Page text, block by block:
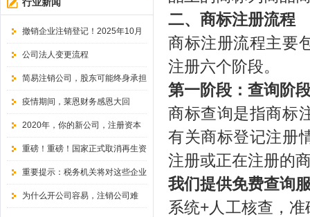
撤销企业注销登记！2025年10月
10日起，企业注销改了！
公司法人变更流程
简易注销公司，股东可能终身承担
无限责任
疫情期间，莱恩财务感恩大回
馈！！！
2020年，你的新公司，注册资本
还敢随便填写吗？
重磅！重磅！国家正式取消再生资
源经营备案证
重要提示：税务机关将对这些企业
暂停办理注销手续！
为什么开公司容易，注销公司难
二、商标注册流程
商标注册流程主要
注册六个阶段。
第一阶段：查询阶
商标查询是指商标
有关商标登记注册
注册或正在注册的
我们提供免费查询
系统+人工核查，